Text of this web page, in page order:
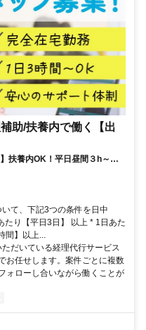
助/扶養内で働く【出
扶養内OK！平日昼間３h～。
て、下記3つの条件を日中
たり【平日3日】 以上 * 1日あた
間】以上...
だいている経理代行サービス
お任せします。案件ごとに複数
ォローし合いながら働くことが